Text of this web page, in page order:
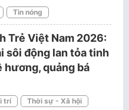
Tin nóng
Trẻ Việt Nam 2026:
sôi động lan tỏa tinh
hương, quảng bá
trí
Thời sự - Xã hội